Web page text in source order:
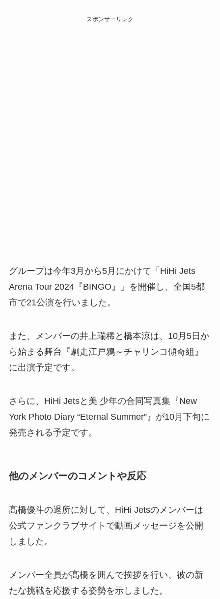
スポンサーリンク
グループは今年3月から5月にかけて「HiHi Jets
Arena Tour 2024『BINGO』」を開催し、全国5都
市で21公演を行いました。
また、メンバーの井上瑞稀と橋本涼は、10月5日か
ら始まる舞台『劇走江戸鴉～チャリンコ傾奇組』
に出演予定です。
さらに、HiHi Jetsと美 少年の合同写真集『New
York Photo Diary “Eternal Summer”』が10月下旬に
発売される予定です。
他のメンバーのコメントや反応
髙橋優斗の退所に対して、HiHi Jetsのメンバーは
公式ファンクラブサイトで動画メッセージを公開
しました。
メンバー全員が髙橋を囲んで挨拶を行い、彼の新
たな挑戦を応援する姿勢を示しました。